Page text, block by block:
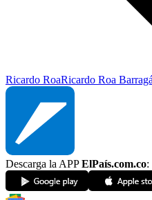
Ricardo RoaRicardo Roa
Descarga la APPElPaís.com.co: